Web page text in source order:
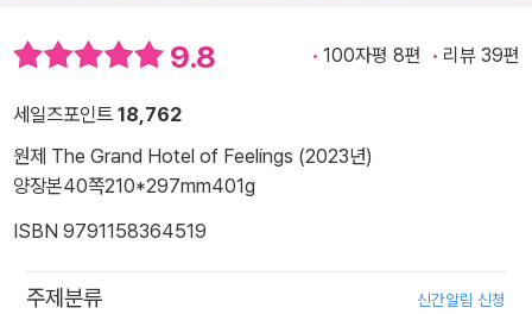
9.8 100자평 8편 리뷰 39편
세일즈포인트 18,762
원제 The Grand Hotel of Feelings (2023년)
양장본40쪽210*297mm401g
ISBN 9791158364519
주제분류 신간알림 신청